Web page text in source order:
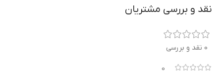
نقد و بررسی مشتریان
0 نقد و بررسی
0